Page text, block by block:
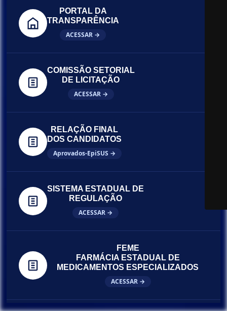
PORTAL DA
TRANSPARÊNCIA
ACESSAR →
COMISSÃO SETORIAL
DE LICITAÇÃO
ACESSAR →
RELAÇÃO FINAL
DOS CANDIDATOS
Aprovados-EpiSUS →
SISTEMA ESTADUAL DE
REGULAÇÃO
ACESSAR →
FEME
FARMÁCIA ESTADUAL DE
MEDICAMENTOS ESPECIALIZADOS
ACESSAR →